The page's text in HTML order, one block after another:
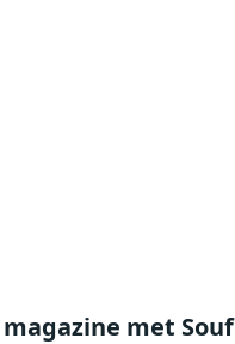
met Souf